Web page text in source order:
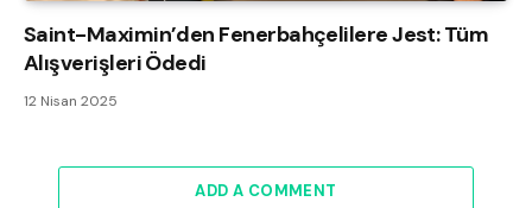
Saint-Maximin’den Fenerbahçelilere Jest: Tüm
Alışverişleri Ödedi
12 Nisan 2025
ADD A COMMENT